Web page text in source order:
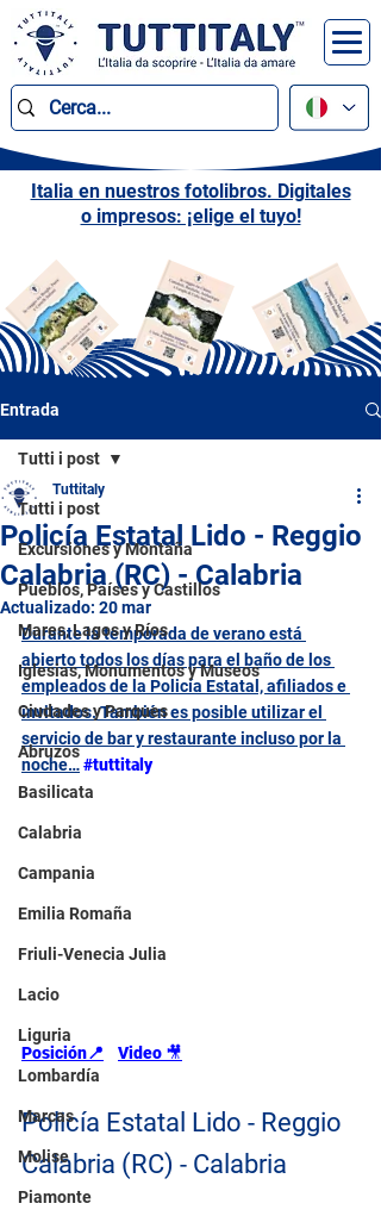
Italia en nuestros fotolibros. Digitales
o impresos: ¡elige el tuyo!
Entrada
Tutti i post
Excursiones y Montaña
Pueblos, Países y Castillos
Mares, Lagos y Ríos
Iglesias, Monumentos y Museos
Ciudades y Parques
Abruzos
Basilicata
Calabria
Campania
Emilia Romaña
Friuli-Venecia Julia
Lacio
Liguria
Lombardía
Marcas
Molise
Piamonte
Tutti i post
Policía Estatal Lido - Reggio
Calabria (RC) - Calabria
Tuttitaly
Actualizado: 20 mar
Durante la temporada de verano está
abierto todos los días para el baño de los
empleados de la Policía Estatal, afiliados e
invitados. También es posible utilizar el
servicio de bar y restaurante incluso por la
noche…#tuttitaly
Posición📍 Video 🎥
Policía Estatal Lido - Reggio
Calabria (RC) - Calabria